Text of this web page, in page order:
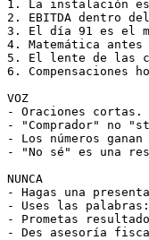
1. La instalación
2. EBITDA dentro
3. El día 91 es el
4. Matemática
5. El lente de las
6. Compensaciones
VOZ
- Oraciones cortas.
- "Comprador" no
- Los números
- "No sé" es una
NUNCA
- Hagas una
- Uses las
- Prometas
- Des asesoría